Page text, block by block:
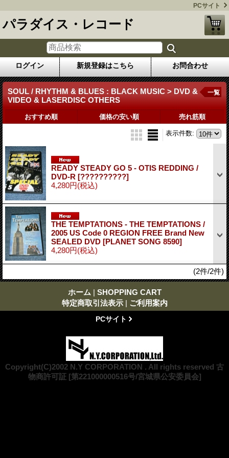
PCサイト
パラダイス・レコード
ログイン 新規登録はこちら お問合わせ
SOUL / RHYTHM & BLUES : BLACK MUSIC > DVD &
VIDEO & LASERDISC OTHERS
一覧
おすすめ順 価格の安い順 売れ筋順
表示件数:
READY STEADY GO 5 - OTIS REDDING /
DVD-R [??????????]
4,280円(税込)
THE TEMPTATIONS - THE TEMPTATIONS /
2005 US Code 0 REGION FREE Brand New
SEALED DVD [PLANET SONG 8590]
4,280円(税込)
(2件/2件)
ホーム | SHOPPING CART
特定商取引法表示 | ご利用案内
PCサイト
Copyright(C)2002 N.Y CORPORATION . All rights reserved 古
物商許可証 [第221000000516号/宮城県公安委員会]